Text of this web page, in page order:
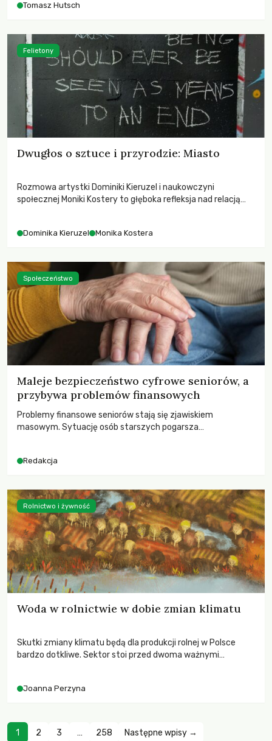
największych katastrof w swoich dziejach.
Tomasz Hutsch
Dwugłos o sztuce i przyrodzie: Miasto
Rozmowa artystki Dominiki Kieruzel i naukowczyni
społecznej Moniki Kostery to głęboka refleksja nad relacją
Dominika Kieruzel Monika Kostera
Felietony
Maleje bezpieczeństwo cyfrowe seniorów, a
przybywa problemów finansowych
Problemy finansowe seniorów stają się zjawiskiem
masowym. Sytuację osób starszych pogarsza
Redakcja
Społeczeństwo
Woda w rolnictwie w dobie zmian klimatu
Skutki zmiany klimatu będą dla produkcji rolnej w Polsce
bardzo dotkliwe. Sektor stoi przed dwoma ważnymi
zachodzących zmian klimatycznych. Wymagać to będzie
Joanna Perzyna
Rolnictwo i żywność
1 2 3 … 258 Następne wpisy →